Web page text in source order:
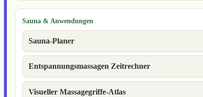
Sauna & Anwendungen
Sauna-Planer
Entspannungsmassagen Zeitrechner
Visueller Massagegriffe-Atlas